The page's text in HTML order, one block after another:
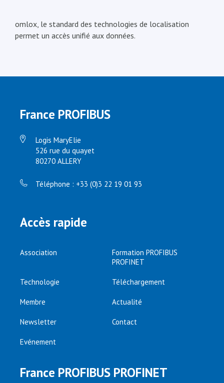
omlox, le standard des technologies de localisation
permet un accès unifié aux données.
France PROFIBUS
Logis MaryElie
526 rue du quayet
80270 ALLERY
Téléphone : +33 (0)3 22 19 01 93
Accès rapide
Association
Formation PROFIBUS
PROFINET
Technologie Téléchargement
Membre Actualité
Newsletter Contact
Evénement
France PROFIBUS PROFINET